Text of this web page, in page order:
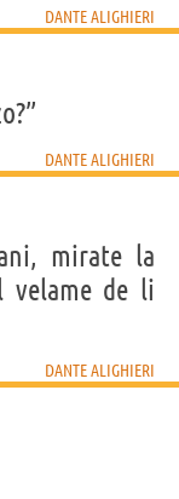
DANTE ALIGHIERI
DANTE ALIGHIERI
mirate la
velame de li
DANTE ALIGHIERI